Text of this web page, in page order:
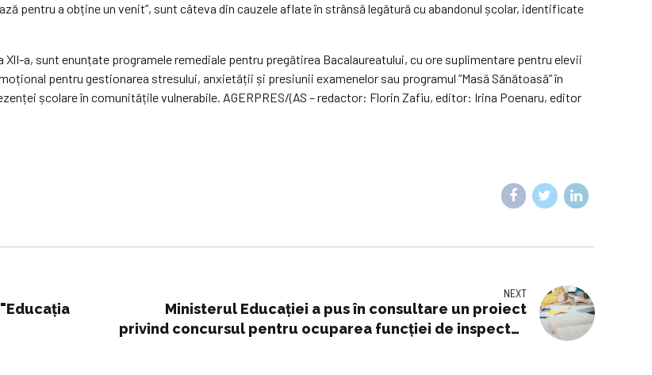
pentru a obține un venit”, sunt câteva din cauzele aflate în strânsă legătură cu abandonul școlar, identificate
a, sunt enunțate programele remediale pentru pregătirea Bacalaureatului, cu ore suplimentare pentru elevii
pentru gestionarea stresului, anxietății și presiunii examenelor sau programul ”Masă Sănătoasă” în
școlare în comunitățile vulnerabile. AGERPRES/(AS – redactor: Florin Zafiu, editor: Irina Poenaru, editor
NEXT
Ministerul Educației a pus în consultare un proiect
privind concursul pentru ocuparea funcției de inspector